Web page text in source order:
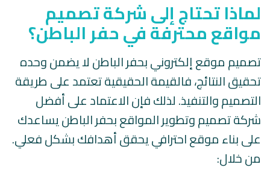
لماذا تحتاج إلى شركة تصميم
مواقع محترفة في حفر الباطن؟
تصميم موقع إلكتروني بحفر الباطن لا يضمن وحده
تحقيق النتائج، فالقيمة الحقيقية تعتمد على طريقة
التصميم والتنفيذ. لذلك فإن الاعتماد على أفضل
شركة تصميم وتطوير المواقع بحفر الباطن يساعدك
على بناء موقع احترافي يحقق أهدافك بشكل فعلي.
من خلال: